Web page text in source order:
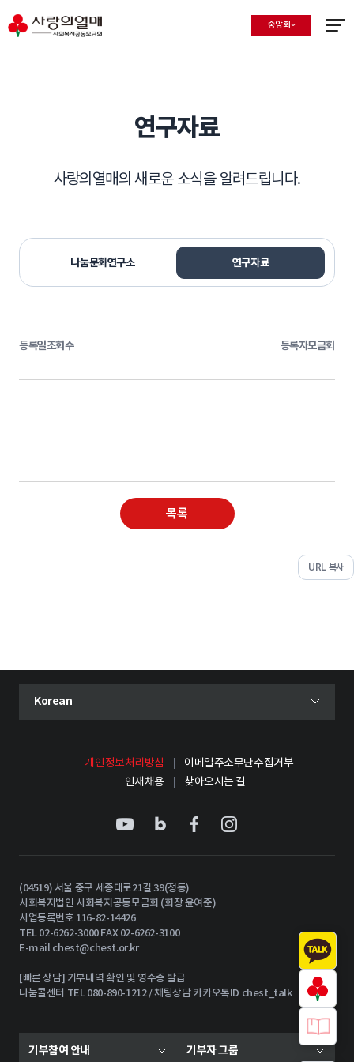
지회 선택 목록 열기
현재 선택된 지회
중앙회
연구자료
사랑의열매의 새로운 소식을 알려드립니다.
나눔문화연구소 연구자료
URL 복사
등록일조회수 등록자모금회
목록
언어 선택 메뉴 열기
현재 선택된 언어
Korean
개인정보처리방침
이메일주소무단수집거부
인재채용
찾아오시는 길
(04519) 서울 중구 세종대로21길 39(정동)
사회복지법인 사회복지공동모금회 (회장 윤여준)
사업등록번호 116-82-14426
TEL 02-6262-3000 FAX 02-6262-3100
E-mailchest@chest.or.kr
[빠른 상담] 기부내역 확인 및 영수증 발급
나눔콜센터 TEL 080-890-1212 / 채팅상담 카카오톡ID chest_talk
기부참여 안내 기부자 그룹